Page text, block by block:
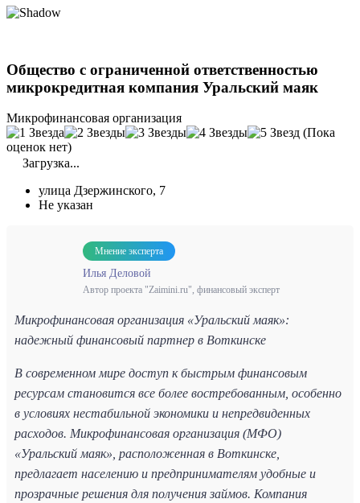
Общество с ограниченной ответственностью
микрокредитная компания Уральский маяк
Микрофинансовая организация
(Пока
оценок нет)
Загрузка...
улица Дзержинского, 7
Не указан
Мнение эксперта
Илья Деловой
Автор проекта "Zaimini.ru", финансовый эксперт
Микрофинансовая организация «Уральский маяк»:
надежный финансовый партнер в Воткинске
В современном мире доступ к быстрым финансовым
ресурсам становится все более востребованным, особенно
в условиях нестабильной экономики и непредвиденных
расходов. Микрофинансовая организация (МФО)
«Уральский маяк», расположенная в Воткинске,
предлагает населению и предпринимателям удобные и
прозрачные решения для получения займов. Компания